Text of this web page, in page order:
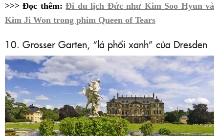
>>> Đọc thêm:Đi du lịch Đức như Kim Soo Hyun và
Kim Ji Won trong phim Queen of Tears
10. Grosser Garten, “lá phổi xanh” của Dresden